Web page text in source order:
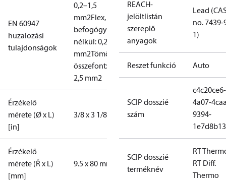
EN 60947
huzalozási
tulajdonságok
0,2–1,5
mm2Flex,
befogógyűrűk
nélkül: 0,2–2,5
mm2Tömör/
összefont: 0,2–
2,5 mm2
Érzékelő
mérete (Ø x L)
[in]
3/8 x 3 1/8 in
Érzékelő
mérete (Ř x L)
[mm]
9.5 x 80 mm
REACH-
jelöltlistán
szereplő
anyagok
Lead
no. 7439-
1)
Reszet funkció Auto
SCIP dosszié
szám
c4c20ce6-
4a07-
9394-
SCIP dosszié
terméknév
RT
RT Diff.
Thermo